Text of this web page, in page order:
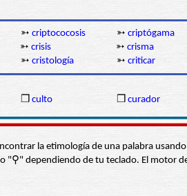
➳ criptococosis ➳ criptógama
➳ crisis ➳ crisma
➳ cristología ➳ criticar
❒ culto ❒ curador
la etimología de una palabra
"⚲" dependiendo de tu teclado. El motor